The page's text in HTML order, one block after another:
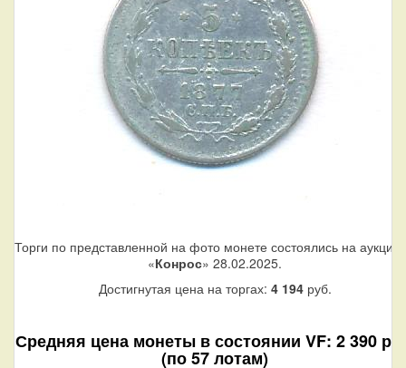
Торги по представленной на фото монете состоялись на
«Конрос» 28.02.2025.
Достигнутая цена на торгах: 4 194руб.
Средняя цена монеты в состоянии VF: 2 390
(по 57 лотам)